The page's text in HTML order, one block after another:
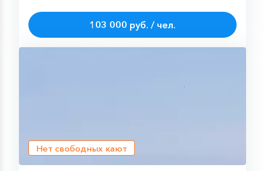
103 000 руб. / чел.
Нет свободных кают